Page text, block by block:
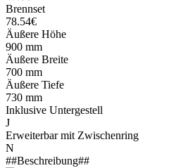
Brennset
78.54€
Äußere Höhe
900 mm
Äußere Breite
700 mm
Äußere Tiefe
730 mm
Inklusive Untergestell
J
Erweiterbar mit Zwischenring
N
##Beschreibung##